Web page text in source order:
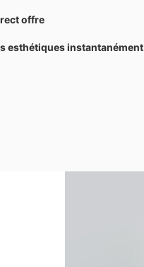
offre
esthétiques instantanément